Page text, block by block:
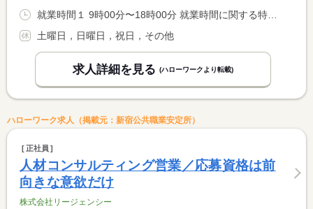
土曜日，日曜日，祝日，その他
求人詳細を見る (ハローワークより転載)
ハローワーク求人（掲載元：新宿公共職業安定所）
正社員
人材コンサルティング営業／応募資格は前
向きな意欲だけ
株式会社リージェンシー